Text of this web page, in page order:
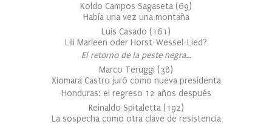
Koldo Campos Sagaseta (69)
Había una vez una montaña
Luis Casado (161 )
Lili Marleen oder Horst-Wessel-Lied?
El retorno de la peste negra…
Marco Teruggi (38)
Xiomara Castro juró como nueva presidenta
Honduras: el regreso 12 años después
Reinaldo Spitaletta (192)
La sospecha como otra clave de resistencia